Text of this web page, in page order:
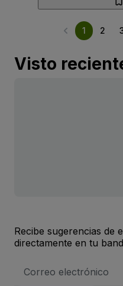
1 2
Visto
Recibe sugerencias de
directamente en tu
de